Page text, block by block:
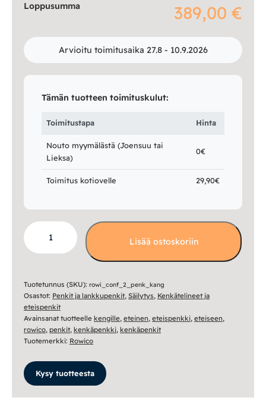
Loppusumma 389,00 €
Arvioitu toimitusaika 27.8 - 10.9.2026
Tämän tuotteen toimituskulut:
Toimitustapa Hinta
Nouto myymälästä (Joensuu tai
Lieksa)
0€
Toimitus kotiovelle 29,90€
Confetti
70
cm
-
Kangas
päällisellä
määrä
Lisää ostoskoriin
Tuotetunnus (SKU): rowi_conf_2_penk_kang
Osastot: Penkit ja lankkupenkit, Säilytys, Kenkätelineet ja
eteispenkit
Avainsanat tuotteelle kengille, eteinen, eteispenkki, eteiseen,
rowico, penkit, kenkäpenkki, kenkäpenkit
Tuotemerkki: Rowico
Kysy tuotteesta